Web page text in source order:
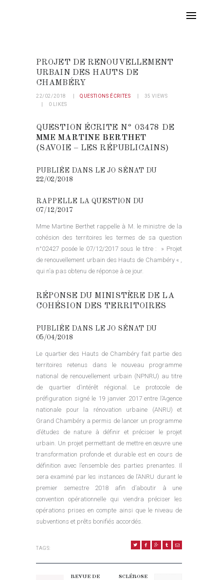
PROJET DE RENOUVELLEMENT
URBAIN DES HAUTS DE
CHAMBÉRY
22/02/2018 QUESTIONS ÉCRITES 35 VIEWS
0
LIKES
QUESTION ÉCRITE N° 03478 DE
MME MARTINE BERTHET
(SAVOIE – LES RÉPUBLICAINS)
PUBLIÉE DANS LE JO SÉNAT DU
22/02/2018
RAPPELLE LA QUESTION DU
07/12/2017
Mme Martine Berthet rappelle à M. le ministre de la
cohésion des territoires les termes de sa question
n°02427 posée le 07/12/2017 sous le titre : » Projet
de renouvellement urbain des Hauts de Chambéry « ,
qui n’a pas obtenu de réponse à ce jour.
RÉPONSE DU MINISTÈRE DE LA
COHÉSION DES TERRITOIRES
PUBLIÉE DANS LE JO SÉNAT DU
05/04/2018
Le quartier des Hauts de Chambéry fait partie des
territoires retenus dans le nouveau programme
national de renouvellement urbain (NPNRU) au titre
de quartier d’intérêt régional. Le protocole de
préfiguration signé le 19 janvier 2017 entre l’Agence
nationale pour la rénovation urbaine (ANRU) et
Grand Chambéry a permis de lancer un programme
d’études de nature à définir et préciser le projet
urbain. Un projet permettant de mettre en œuvre une
transformation profonde et durable est en cours de
définition avec l’ensemble des parties prenantes. Il
sera examiné par les instances de l’ANRU durant le
premier semestre 2018 afin d’aboutir à une
convention opérationnelle qui viendra préciser les
opérations prises en compte ainsi que le niveau de
subventions et prêts bonifiés accordés.
TAGS:
REVUE DE
SCLÉROSE